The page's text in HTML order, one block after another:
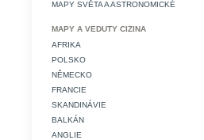
MAPY SVĚTA A ASTRONOMICKÉ
MAPY A VEDUTY CIZINA
AFRIKA
POLSKO
NĚMECKO
FRANCIE
SKANDINÁVIE
BALKÁN
ANGLIE